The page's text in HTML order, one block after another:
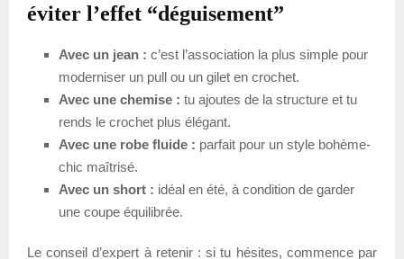
éviter l’effet “déguisement”
Avec un jean : c’est l’association la plus simple pour
moderniser un pull ou un gilet en crochet.
Avec une chemise : tu ajoutes de la structure et tu
rends le crochet plus élégant.
Avec une robe fluide : parfait pour un style bohème-
chic maîtrisé.
Avec un short : idéal en été, à condition de garder
une coupe équilibrée.
Le conseil d’expert à retenir : si tu hésites, commence par